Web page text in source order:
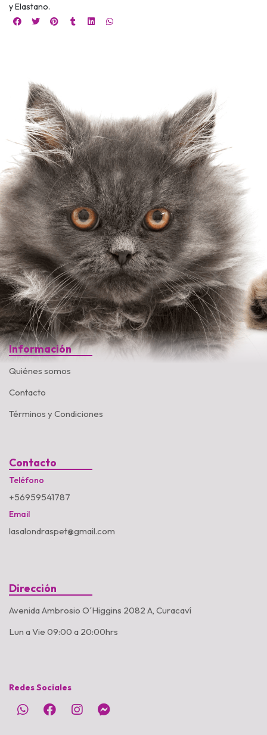
y Elastano.
Información
Quiénes somos
Contacto
Términos y Condiciones
Contacto
Teléfono
+56959541787
Email
lasalondraspet@gmail.com
Dirección
Avenida Ambrosio O´Higgins 2082 A, Curacaví
Lun a Vie 09:00 a 20:00hrs
Redes Sociales